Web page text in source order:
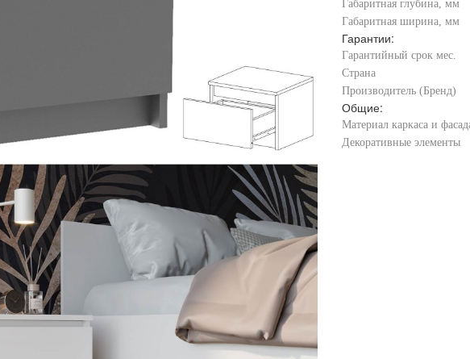
Габаритная глубина, мм
Габаритная ширина, мм
Гарантии:
Гарантийный срок мес.
Страна
Производитель (Бренд)
Общие:
Материал каркаса и
Декоративные элементы